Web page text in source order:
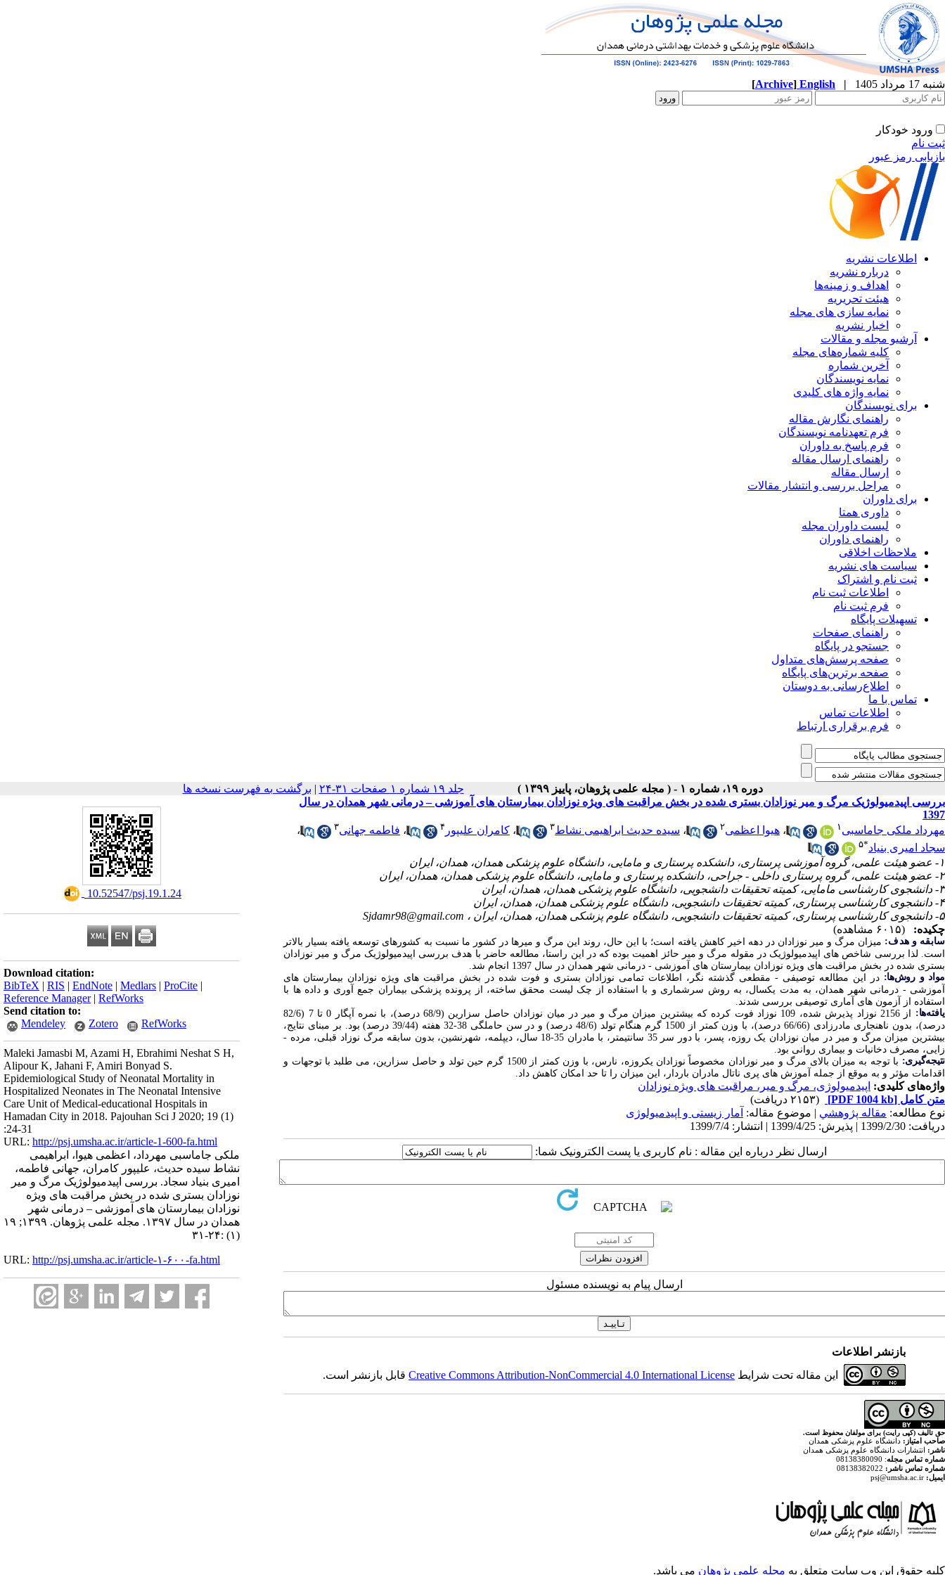
شنبه 17 مرداد 1405 |
English
[Archive]
ورود خودکار
ثبت نام
بازیابی رمز عبور
اطلاعات نشریه
درباره نشریه
اهداف و زمینه‌ها
هیئت تحریریه
نمایه سازی های مجله
اخبار نشریه
آرشیو مجله و مقالات
کلیه شماره‌های مجله
آخرین شماره
نمایه نویسندگان
نمایه واژه های کلیدی
برای نویسندگان
راهنمای نگارش مقاله
فرم تعهدنامه نویسندگان
فرم پاسخ به داوران
راهنمای ارسال مقاله
ارسال مقاله
مراحل بررسی و انتشار مقالات
برای داوران
داوری همتا
لیست داوران مجله
راهنمای داوران
ملاحظات اخلاقی
سیاست های نشریه
ثبت نام و اشتراک
اطلاعات ثبت نام
فرم ثبت نام
تسهیلات پایگاه
راهنمای صفحات
جستجو در پایگاه
صفحه پرسش‌های متداول
صفحه برترین‌های پایگاه
اطلاع‌رسانی به دوستان
تماس با ما
اطلاعات تماس
فرم برقراری ارتباط
دوره ۱۹، شماره ۱ - ( مجله علمی پژوهان، پاییز ۱۳۹۹ ) جلد ۱۹ شماره ۱ صفحات ۳۱-۲۴ | برگشت به فهرست نسخه ها
‎ 10.52547/psj.19.1.24
Download citation:
BibTeX | RIS | EndNote | Medlars | ProCite |
Reference Manager| RefWorks
Send citation to:
Mendeley
Zotero RefWorks
Maleki Jamasbi M, Azami H, Ebrahimi Neshat S H,
Alipour K, Jahani F, Amiri Bonyad S.
Epidemiological Study of Neonatal Mortality in
Hospitalized Neonates in The Neonatal Intensive
Care Unit of Medical-educational Hospitals in
Hamadan City in 2018. Pajouhan Sci J 2020; 19 (1)
:24-31
URL: http://psj.umsha.ac.ir/article-1-600-fa.html
ملکی جاماسبی مهرداد، اعظمی هیوا، ابراهیمی
نشاط سیده حدیث، علیپور کامران، جهانی فاطمه،
امیری بنیاد سجاد. بررسی اپیدمیولوژیک مرگ و میر
نوزادان بستری شده در بخش مراقبت های ویژه
نوزادان بیمارستان های آموزشی – درمانی شهر
همدان در سال ۱۳۹۷. مجله علمی پژوهان. ۱۳۹۹; ۱۹
(۱) :۲۴-۳۱
URL: http://psj.umsha.ac.ir/article-۱-۶۰۰-fa.html
بررسی اپیدمیولوژیک مرگ و میر نوزادان بستری شده در بخش مراقبت های ویژه نوزادان بیمارستان های آموزشی – درمانی شهر همدان در سال
1397
مهرداد ملکی جاماسبی ۱ ، هیوا اعظمی۲ ، سیده حدیث ابراهیمی نشاط۳ ، کامران علیپور ۴ ، فاطمه جهانی۳
،
سجاد امیری بنیاد*۵
۱- عضو هیئت علمی، گروه آموزشی پرستاری، دانشکده پرستاری و مامایی، دانشگاه علوم پزشکی همدان، همدان، ایران
۲- عضو هیئت علمی، گروه پرستاری داخلی - جراحی، دانشکده پرستاری و مامایی، دانشگاه علوم پزشکی همدان، همدان، ایران
۳- دانشجوی کارشناسی مامایی، کمیته تحقیقات دانشجویی، دانشگاه علوم پزشکی همدان، همدان، ایران
۴- دانشجوی کارشناسی پرستاری، کمیته تحقیقات دانشجویی، دانشگاه علوم پزشکی همدان، همدان، ایران
۵- دانشجوی کارشناسی پرستاری، کمیته تحقیقات دانشجویی، دانشگاه علوم پزشکی همدان، همدان، ایران ،
Sjdamr98@gmail.com
چکیده:
(۶۰۱۵ مشاهده)
سابقه و هدف: میزان مرگ و میر نوزادان در دهه اخیر کاهش یافته است؛ با این حال، روند این مرگ و میرها در کشور ما نسبت به کشورهای توسعه یافته بسیار بالاتر
است. لذا بررسی شاخص ­های اپیدمیولوژیک در مقوله مرگ و میر حائز اهمیت بوده که در این راستا، مطالعه حاضر با هدف بررسی اپیدمیولوژیک مرگ و میر نوزادان
بستری شده در بخش مراقبت­ های ویژه نوزادان بیمارستان­ های آموزشی - درمانی شهر همدان در سال 1397 انجام شد.
مواد و روش‌‌ها: در
این مطالعه توصیفی­ - مقطعی گذشته ­نگر، اطلاعات تمامی نوزادان بستری و فوت شده در بخش مراقبت­ های ویژه نوزادان بیمارستان­ های
آموزشی - درمانی شهر همدان، به مدت یکسال، به ­روش سرشماری و با استفاده از چک لیست محقق ساخته، از پرونده پزشکی بیماران جمع­ آوری و داده ­ها با
استفاده از آزمون ­های آماری توصیفی بررسی شدند.
یافته‌ها:
از 2156 نوزاد پذیرش شده، 109 نوزاد فوت کرده که بیشترین میزان مرگ و میر در میان نوزادان حاصل سزارین (68/9 درصد)، با نمره آپگار 0 تا 7
(82/6
درصد)، بدون ناهنجاری مادرزادی (66/66 درصد)، با وزن کمتر از 1500 گرم هنگام تولد (48/6 درصد) و در سن حاملگی 38-32 هفته (39/44 درصد) بود.
بر مبنای نتایج،
بیشترین میزان مرگ و میر در میان نوزادان یک
روزه، پسر، با دور سر 35 سانتیمتر، با مادران 35-18 سال، دیپلمه، شهر­نشین، بدون سابقه مرگ نوزاد قبلی، مرده ­
زایی، مصرف دخانیات و بیماری روانی بود.
نتیجه‌گیری:
با توجه به میزان بالای مرگ و میر نوزادان مخصوصاً نوزادان یک­روزه، نارس، با وزن کمتر از 1500 گرم حین تولد و حاصل سزارین، می ­طلبد با توجهات و
اقدامات مؤثر و به­ ­موقع از جمله آموزش ­های پری ­ناتال مادران باردار، این میزان را تا حد امکان کاهش داد.
واژه‌های کلیدی: اپیدمیولوژی، مرگ و میر، مراقبت های ویژه نوزادان
متن کامل [PDF 1004 kb]
(۲۱۵۳ دریافت)
نوع مطالعه: مقاله پژوهشي | موضوع مقاله: آمار زیستی و اپیدمیولوژی
دریافت: 1399/2/30 | پذیرش: 1399/4/25 | انتشار: 1399/7/4
ارسال نظر درباره این مقاله : نام کاربری یا پست الکترونیک شما:
ارسال پیام به نویسنده مسئول
بازنشر اطلاعات
این مقاله تحت شرایط Creative Commons Attribution-NonCommercial 4.0 International Licenseقابل بازنشر است.
حق تالیف (کپی رایت) برای مولفان محفوظ است.
صاحب امتیاز: دانشگاه علوم پزشکی همدان
ناشر: انتشارات دانشگاه علوم پزشکی همدان
شماره تماس مجله: 08138380090
شماره تماس ناشر:
ایمیل:
کلیه حقوق این وب سایت متعلق به مجله علمی پژوهان می باشد.